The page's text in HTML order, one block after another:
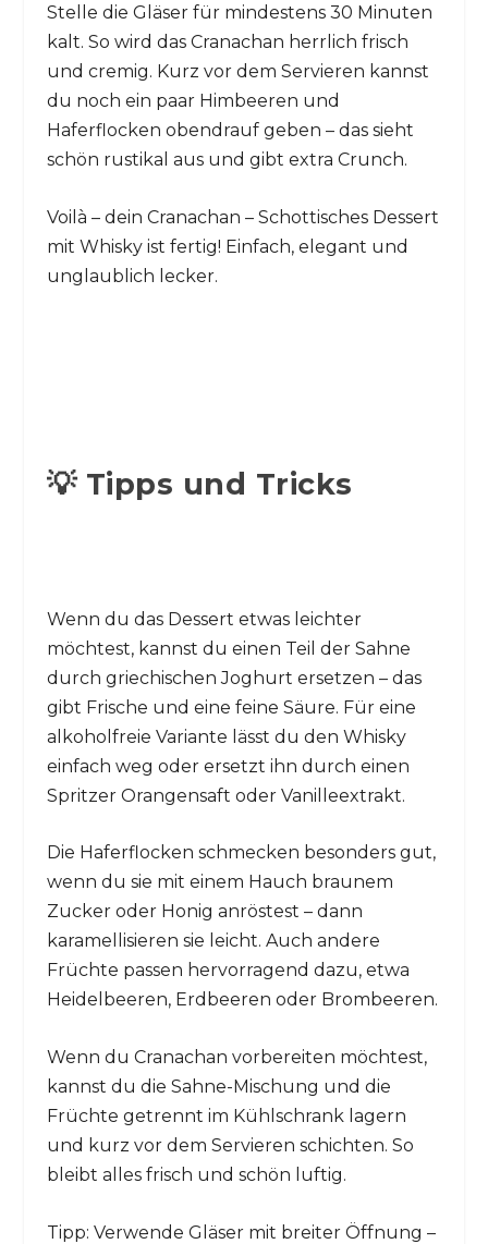
Stelle die Gläser für mindestens 30 Minuten
kalt. So wird das Cranachan herrlich frisch
und cremig. Kurz vor dem Servieren kannst
du noch ein paar Himbeeren und
Haferflocken obendrauf geben – das sieht
schön rustikal aus und gibt extra Crunch.
Voilà – dein Cranachan – Schottisches Dessert
mit Whisky ist fertig! Einfach, elegant und
unglaublich lecker.
💡 Tipps und Tricks
Wenn du das Dessert etwas leichter
möchtest, kannst du einen Teil der Sahne
durch griechischen Joghurt ersetzen – das
gibt Frische und eine feine Säure. Für eine
alkoholfreie Variante lässt du den Whisky
einfach weg oder ersetzt ihn durch einen
Spritzer Orangensaft oder Vanilleextrakt.
Die Haferflocken schmecken besonders gut,
wenn du sie mit einem Hauch braunem
Zucker oder Honig anröstest – dann
karamellisieren sie leicht. Auch andere
Früchte passen hervorragend dazu, etwa
Heidelbeeren, Erdbeeren oder Brombeeren.
Wenn du Cranachan vorbereiten möchtest,
kannst du die Sahne-Mischung und die
Früchte getrennt im Kühlschrank lagern
und kurz vor dem Servieren schichten. So
bleibt alles frisch und schön luftig.
Tipp: Verwende Gläser mit breiter Öffnung –